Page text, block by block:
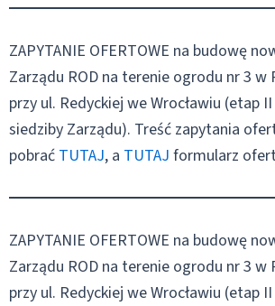
ZAPYTANIE OFERTOWE na budowę
Zarządu ROD na terenie ogrodu nr 3 w
przy ul. Redyckiej we Wrocławiu (etap
siedziby Zarządu). Treść zapytania
pobrać TUTAJ, a TUTAJ formularz
ZAPYTANIE OFERTOWE na budowę
Zarządu ROD na terenie ogrodu nr 3 w
przy ul. Redyckiej we Wrocławiu (etap